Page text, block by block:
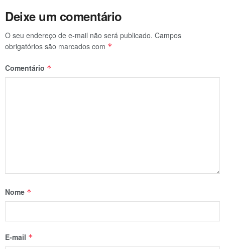
Deixe um comentário
O seu endereço de e-mail não será publicado. Campos
obrigatórios são marcados com *
Comentário *
Nome *
E-mail *